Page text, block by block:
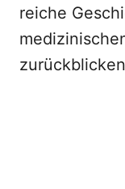
reiche